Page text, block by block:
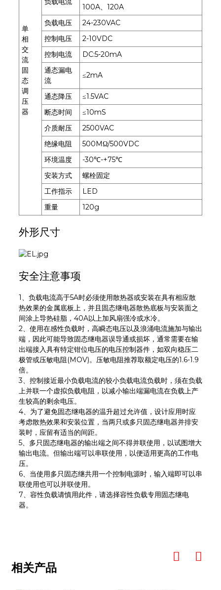
单
相
交
流
固
态
调
压
器
100A、120A
负载电压
24-230VAC
控制电压
2-10VDC
控制电流
DC:5-20mA
通态漏电
流
≤2mA
通态降压
≤1.5VAC
断态时间
≤10mS
介质耐压
2500VAC
绝缘电阻
500MΩ/500VDC
环境温度
-30℃-+75℃
安装方式
螺栓固定
工作指示
LED
重量
120g
外形尺寸
安全注意事项
1、负载电流高于5A时必须使用散热器或安装在具有相应散
热效果的金属底板上，并且固态继电器散热底板与安装面之
间涂上导热硅脂，40A以上加风扇强冷或水冷。
2、使用在感性负载时，高瞬态电压以及浪涌电流施加与输出
端，因此可能导致固态继电器误导通或损坏，通常需要在输
出端接入具有特定钳位电压的电压控制器件，如双向稳压二
极管或压敏电阻(MOV)。压敏电阻推荐取额定电压的1.6-1.9
倍。
3、控制接近最小负载电流的较小负载电流负载时，须在负载
上并联一个虚拟负载电阻，以减小输出端漏电流在负载上产
生较高的剩余电压。
4、为了避免固态继电器的温升超过允许值，设计应用时应
考虑散热效果和安装位置，当两只或多只固态继电器并排安
装时，应留有适当的间距。
5、多只固态继电器的输出端之间不得并联使用，以试图增大
输出电流。但输出端可以串联使用，以便适用更高的工作电
压。
6、当使用多只固态继共用一个控制电源时，输入端即可以串
联使用也可以并联使用。
7、容性负载请慎用此件，请选择容性负载专用固态继电
器。
相关产品